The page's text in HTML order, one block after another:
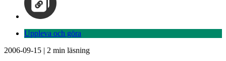
Uppleva och göra
2006-09-15 | 2 min läsning